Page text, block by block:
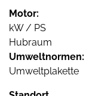
Motor:
kW / PS
Hubraum
Umweltnormen:
Umweltplakette